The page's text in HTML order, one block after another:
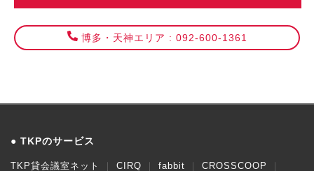
博多・天神エリア : 092-600-1361
TKPのサービス
TKP貸会議室ネット CIRQ fabbit CROSSCOOP